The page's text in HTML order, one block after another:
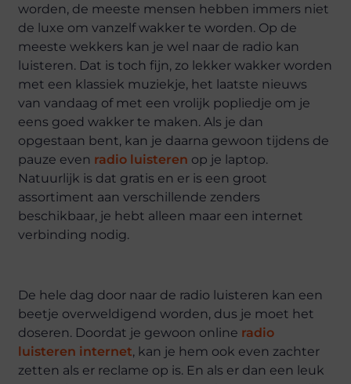
worden, de meeste mensen hebben immers niet
de luxe om vanzelf wakker te worden. Op de
meeste wekkers kan je wel naar de radio kan
luisteren. Dat is toch fijn, zo lekker wakker worden
met een klassiek muziekje, het laatste nieuws
van vandaag of met een vrolijk popliedje om je
eens goed wakker te maken. Als je dan
opgestaan bent, kan je daarna gewoon tijdens de
pauze even radio luisteren op je laptop.
Natuurlijk is dat gratis en er is een groot
assortiment aan verschillende zenders
beschikbaar, je hebt alleen maar een internet
verbinding nodig.
De hele dag door naar de radio luisteren kan een
beetje overweldigend worden, dus je moet het
doseren. Doordat je gewoon online radio
luisteren internet, kan je hem ook even zachter
zetten als er reclame op is. En als er dan een leuk